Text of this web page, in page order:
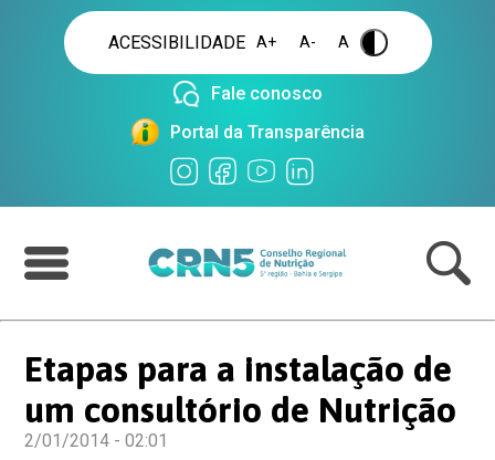
ACESSIBILIDADE A+ A- A .
Fale conosco
Portal da Transparência
Etapas para a instalação de
um consultório de Nutrição
2/01/2014 - 02:01